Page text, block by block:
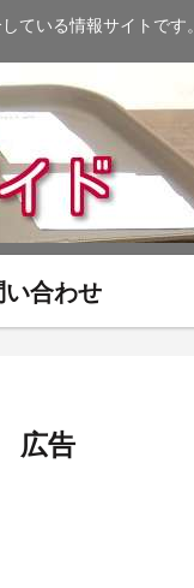
ている情報サイトです。
合わせ
広告